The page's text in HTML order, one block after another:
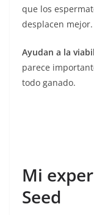
que los
desplacen mejor.
Ayudan a la
parece
todo ganado.
Mi
Seed